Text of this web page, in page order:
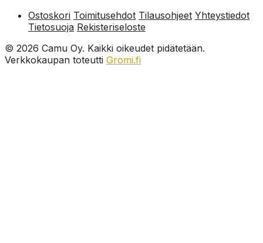
Ostoskori Toimitusehdot Tilausohjeet Yhteystiedot
Tietosuoja Rekisteriseloste
© 2026 Camu Oy. Kaikki oikeudet pidätetään.
Verkkokaupan toteutti Gromi.fi